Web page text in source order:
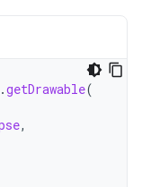
.getDrawable(
,